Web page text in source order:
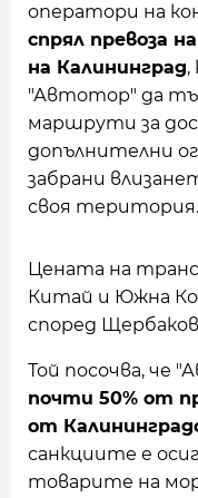
оператори на
спрял превоза
на Калининград,
"Автотор" да
маршрути за
допълнителни
забрани
своя територия.
Цената на
Китай и Южна
според
Той посочва, че
почти 50% от
от
санкциите е
товарите на